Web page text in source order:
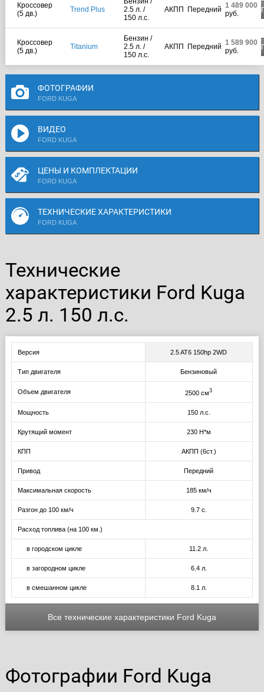
Кроссовер
(5 дв.)
Trend Plus
2.5 л. /
150 л.с.
АКПП Передний 1 489 000
руб.
Кроссовер
(5 дв.)
Titanium
Бензин /
2.5 л. /
150 л.с.
АКПП Передний 1 589 900
руб.
ФОТОГРАФИИ
FORD KUGA
ВИДЕО
FORD KUGA
ЦЕНЫ И КОМПЛЕКТАЦИИ
FORD KUGA
ТЕХНИЧЕСКИЕ ХАРАКТЕРИСТИКИ
FORD KUGA
Технические
характеристики Ford Kuga
2.5 л. 150 л.с.
Версия 2.5 AT6 150hp 2WD
Тип двигателя Бензиновый
Объем двигателя 2500 см3
Мощность 150 л.с.
Крутящий момент 230 Н*м
КПП АКПП (6ст.)
Привод Передний
Максимальная скорость 185 км/ч
Разгон до 100 км/ч 9.7 с.
Расход топлива (на 100 км.)
в городском цикле 11.2 л.
в загородном цикле 6.4 л.
в смешанном цикле 8.1 л.
Все технические характеристики Ford Kuga
Фотографии Ford Kuga